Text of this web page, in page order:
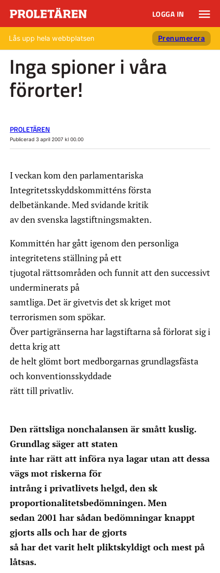
LOGGA IN
Lås upp hela webbplatsen Prenumerera
Inga spioner i våra
förorter!
PROLETÄREN
Publicerad 3 april 2007 kl 00.00
I veckan kom den parlamentariska
Integritetsskyddskommitténs första
delbetänkande. Med svidande kritik
av den svenska lagstiftningsmakten.
Kommittén har gått igenom den personliga
integritetens ställning på ett
tjugotal rättsområden och funnit att den successivt
underminerats på
samtliga. Det är givetvis det sk kriget mot
terrorismen som spökar.
Över partigränserna har lagstiftarna så förlorat sig i
detta krig att
de helt glömt bort medborgarnas grundlagsfästa
och konventionsskyddade
rätt till privatliv.
Den rättsliga nonchalansen är smått kuslig.
Grundlag säger att staten
inte har rätt att införa nya lagar utan att dessa
vägs mot riskerna för
intrång i privatlivets helgd, den sk
proportionalitetsbedömningen. Men
sedan 2001 har sådan bedömningar knappt
gjorts alls och har de gjorts
så har det varit helt pliktskyldigt och mest på
låtsas.